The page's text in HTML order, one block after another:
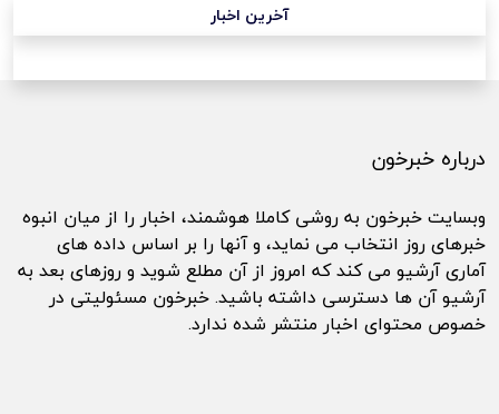
آخرین اخبار
درباره خبرخون
وبسایت خبرخون به روشی کاملا هوشمند، اخبار را از میان انبوه
خبرهای روز انتخاب می نماید، و آنها را بر اساس داده های
آماری آرشیو می کند که امروز از آن مطلع شوید و روزهای بعد به
آرشیو آن ها دسترسی داشته باشید. خبرخون مسئولیتی در
خصوص محتوای اخبار منتشر شده ندارد.